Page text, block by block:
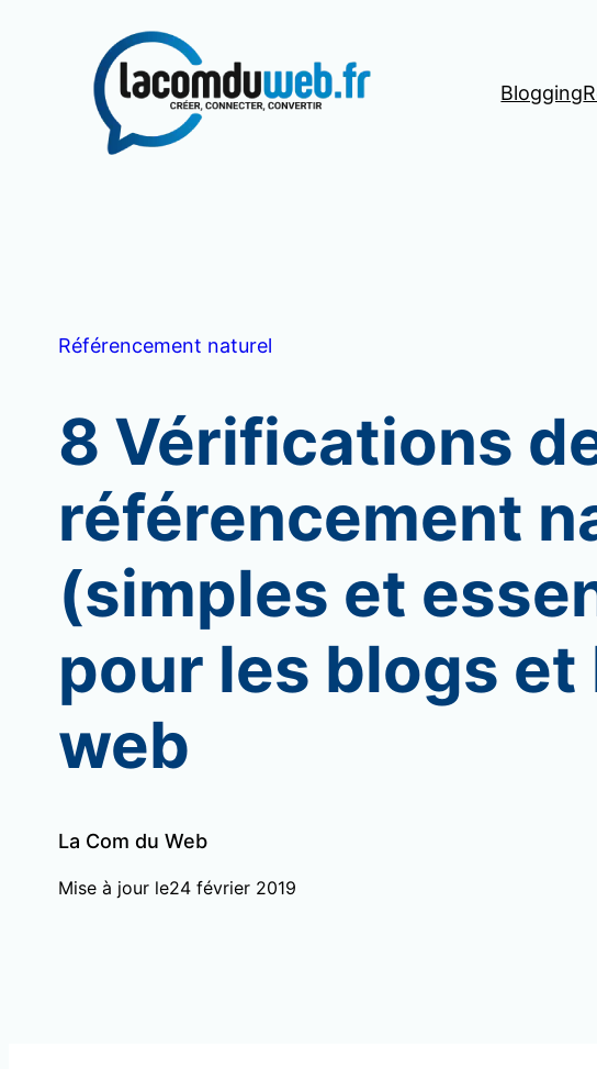
Blogging
Référencement naturel
8 Vérifications
référencement
(simples et
pour les blogs
web
La Com du Web
Mise à jour le24 février 2019